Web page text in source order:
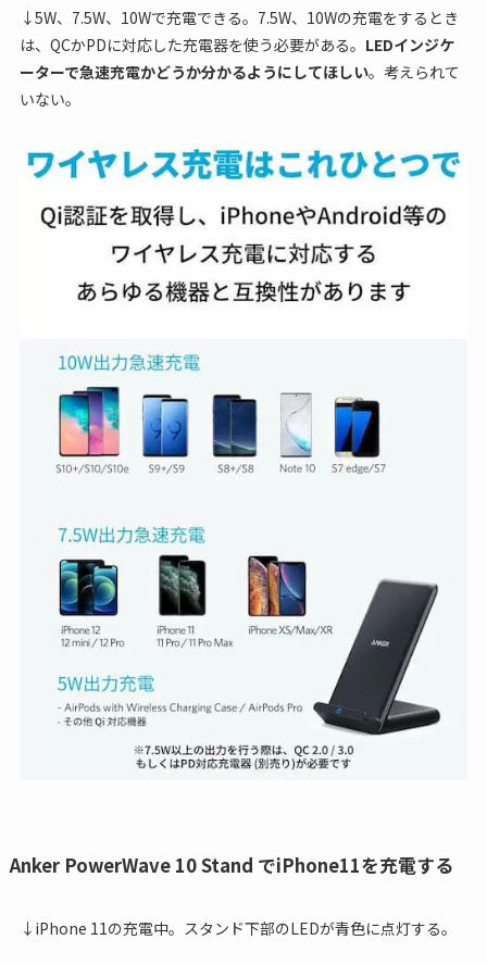
↓5W、7.5W、10Wで充電できる。7.5W、10Wの充電をするとき
は、QCかPDに対応した充電器を使う必要がある。 LEDインジケ
ーターで急速充電かどうか分かるようにしてほしい。考えられて
いない。
Anker PowerWave 10 Stand でiPhone11を充電する
↓iPhone 11の充電中。スタンド下部のLEDが青色に点灯する。